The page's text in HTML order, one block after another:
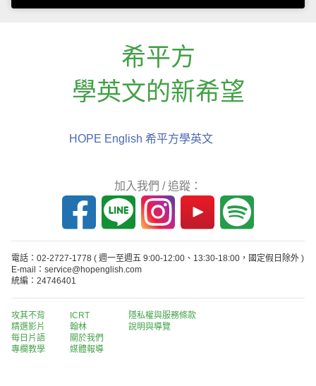
希平方
學英文的新希望
HOPE English 希平方學英文
加入我們 / 追蹤：
電話：02-2727-1778 ( 週一至週五 9:00-12:00、13:30-18:00，國定假日除外 )
E-mail：service@hopenglish.com
統編：24746401
攻其不背
精選影片
每日片語
專欄教學
ICRT
翰林
關於我們
媒體報導
隱私權與服務條款
說明與導覽